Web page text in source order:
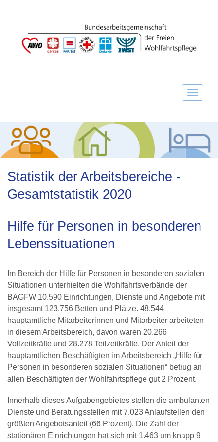
Statistik der Arbeitsbereiche -
Gesamtstatistik 2020
Hilfe für Personen in besonderen
Lebenssituationen
Im Bereich der Hilfe für Personen in besonderen sozialen
Situationen unterhielten die Wohlfahrtsverbände der
BAGFW 10.590 Einrichtungen, Dienste und Angebote mit
insgesamt 123.756 Betten und Plätze. 48.544
hauptamtliche Mitarbeiterinnen und Mitarbeiter arbeiteten
in diesem Arbeitsbereich, davon waren 20.266
Vollzeitkräfte und 28.278 Teilzeitkräfte. Der Anteil der
hauptamtlichen Beschäftigten im Arbeitsbereich „Hilfe für
Personen in besonderen sozialen Situationen“ betrug an
allen Beschäftigten der Wohlfahrtspflege gut 2 Prozent.
Innerhalb dieses Aufgabengebietes stellen die ambulanten
Dienste und Beratungsstellen mit 7.023 Anlaufstellen den
größten Angebotsanteil (66 Prozent). Die Zahl der
stationären Einrichtungen hat sich mit 1.463 um knapp 9